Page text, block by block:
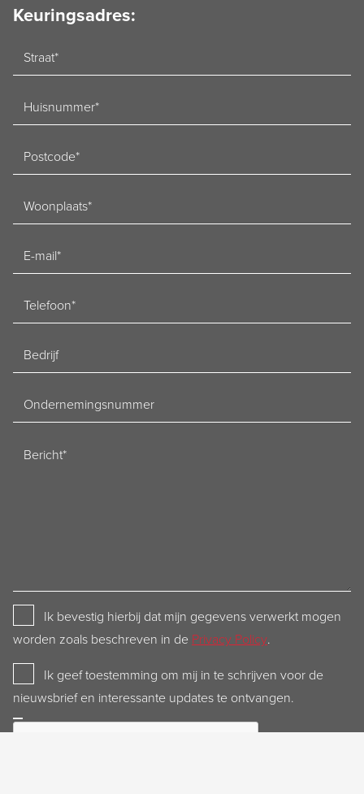
Keuringsadres:
Straat
Huisnummer
Postcode
Woonplaats
mailadres
Telefoon
Bedrijf
Ondernemingsnummer
Privacy
Policy
Ik bevestig hierbij dat mijn gegevens verwerkt mogen
worden zoals beschreven in de Privacy Policy.
Newsletter
Ik geef toestemming om mij in te schrijven voor de
nieuwsbrief en interessante updates te ontvangen.
CAPTCHA